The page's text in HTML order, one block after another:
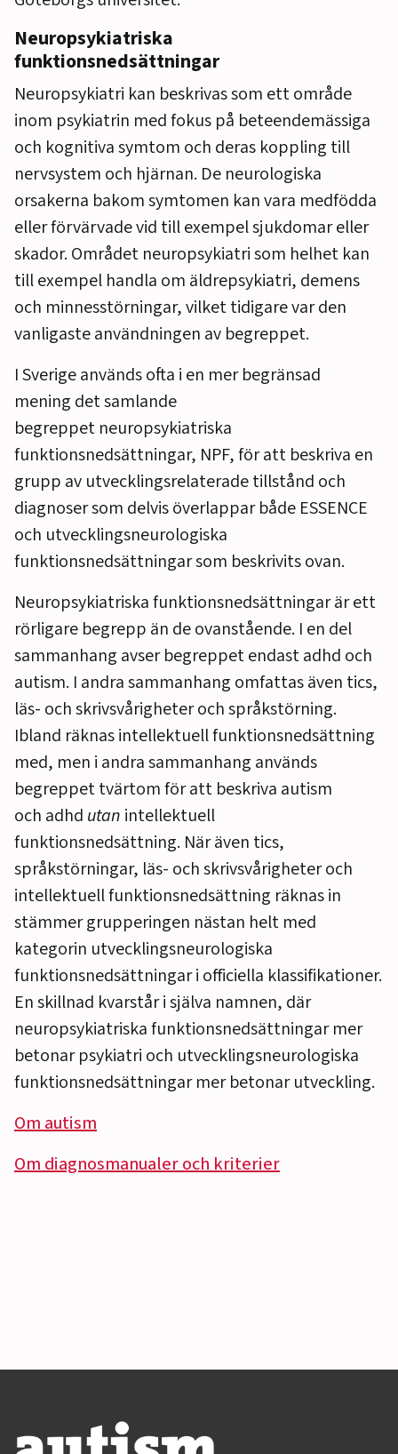
Neuropsykiatriska
funktionsnedsättningar
Neuropsykiatri kan beskrivas som ett område
inom psykiatrin med fokus på beteendemässiga
och kognitiva symtom och deras koppling till
nervsystem och hjärnan. De neurologiska
orsakerna bakom symtomen kan vara medfödda
eller förvärvade vid till exempel sjukdomar eller
skador. Området neuropsykiatri som helhet kan
till exempel handla om äldrepsykiatri, demens
och minnesstörningar, vilket tidigare var den
vanligaste användningen av begreppet.
I Sverige används ofta i en mer begränsad
mening det samlande
begreppet neuropsykiatriska
funktionsnedsättningar, NPF,för att beskriva en
grupp av utvecklingsrelaterade tillstånd och
diagnoser som delvis överlappar både ESSENCE
och utvecklingsneurologiska
funktionsnedsättningar som beskrivits ovan.
Neuropsykiatriska funktionsnedsättningar är ett
rörligare begrepp än de ovanstående. I en del
sammanhang avser begreppet endast adhd och
autism. I andra sammanhang omfattas även tics,
läs- och skrivsvårigheter och språkstörning.
Ibland räknas intellektuell funktionsnedsättning
med, men i andra sammanhang används
begreppet tvärtom för att beskriva autism
och adhd utan intellektuell
funktionsnedsättning. När även tics,
språkstörningar, läs- och skrivsvårigheter och
intellektuell funktionsnedsättning räknas in
stämmer grupperingen nästan helt med
kategorin utvecklingsneurologiska
funktionsnedsättningar i officiella klassifikationer.
En skillnad kvarstår i själva namnen, där
neuropsykiatriska funktionsnedsättningar mer
betonar psykiatri och utvecklingsneurologiska
funktionsnedsättningar mer betonar utveckling.
Om autism
Om diagnosmanualer och kriterier